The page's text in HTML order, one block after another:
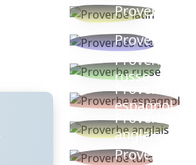
Proverbe latin
Proverbes ete
Proverbe
russe
Proverbe
espagnol
Proverbe
anglais
Proverbe turc